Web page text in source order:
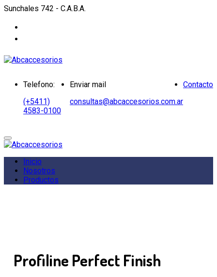
Sunchales 742 - C.A.B.A.
Telefono:
(+5411)
4583-0100
Enviar mail
consultas@abcaccesorios.com.ar
Contacto
Inicio
Nosotros
Productos
Profiline Perfect Finish